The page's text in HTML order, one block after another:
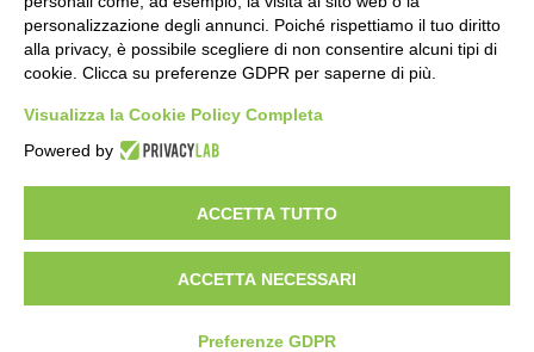
Posta elettronica certificata (PEC):toic8cg002@pec.istruzione.it
Codice fiscale: 95641450010
Codice Indice delle Pubbliche Amministrazioni (IPA): D0ZZDV0V
Codice unico di fatturazione (CUF): FJDH3Z
Copyright 2023 © ISTITUTO COMPRENSIVO "GUGLIELMO MARCONI" |
PEC: TOIC8CG002@pec.istruzione.it
Idea e progetto di Designers Italia
personalizzazione degli annunci. Poiché rispettiamo il tuo diritto
alla privacy, è possibile scegliere di non consentire alcuni tipi di
cookie. Clicca su preferenze GDPR per saperne di più.
Visualizza la Cookie Policy Completa
Powered by
ACCETTA TUTTO
ACCETTA NECESSARI
Preferenze GDPR